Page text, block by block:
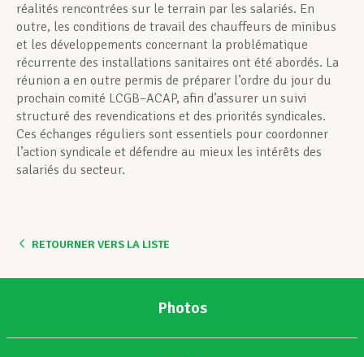
réalités rencontrées sur le terrain par les salariés. En
outre, les conditions de travail des chauffeurs de minibus
et les développements concernant la problématique
récurrente des installations sanitaires ont été abordés. La
réunion a en outre permis de préparer l’ordre du jour du
prochain comité LCGB–ACAP, afin d’assurer un suivi
structuré des revendications et des priorités syndicales.
Ces échanges réguliers sont essentiels pour coordonner
l’action syndicale et défendre au mieux les intérêts des
salariés du secteur.
RETOURNER VERS LA LISTE
Photos